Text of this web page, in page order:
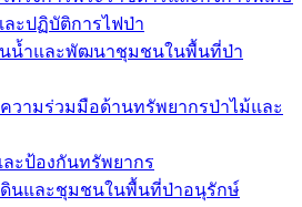
ะปฏิบัติการไฟป่า
น้ำและพัฒนาชุมชนในพื้นที่ป่า
วามร่วมมือด้านทรัพยากรป่าไม้และ
ะป้องกันทรัพยากร
นและชุมชนในพื้นที่ป่าอนุรักษ์